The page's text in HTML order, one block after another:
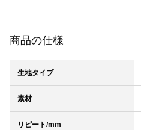
商品の仕様
生地タイプ
素材
リピート/mm